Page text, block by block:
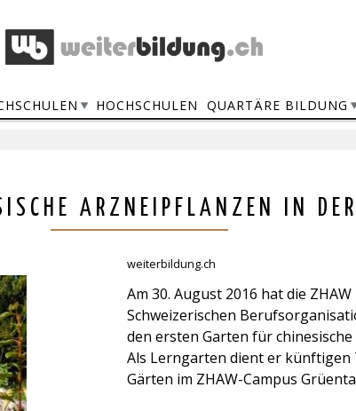
HOCHSCHULEN QUARTÄRE BILDUNG
ARZNEIPFLANZEN IN
weiterbildung.ch
Am 30. August 2016 hat die
Schweizerischen
den ersten Garten für
Als Lerngarten dient er
Gärten im ZHAW-Campus